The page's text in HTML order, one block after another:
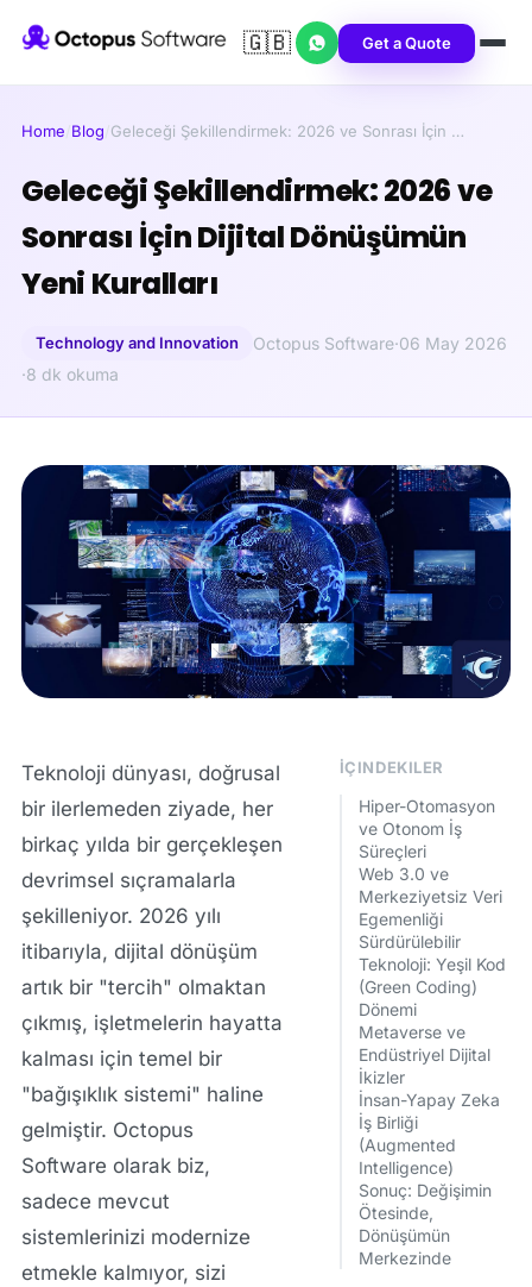
🇬🇧 Get a Quote
Home/Blog/Geleceği Şekillendirmek: 2026 ve Sonrası İçin …
Geleceği Şekillendirmek: 2026 ve
Sonrası İçin Dijital Dönüşümün
Yeni Kuralları
Technology and Innovation Octopus Software·06 May 2026
·8 dk okuma
İÇINDEKILER
Hiper-Otomasyon
ve Otonom İş
Süreçleri
Web 3.0 ve
Merkeziyetsiz Veri
Egemenliği
Sürdürülebilir
Teknoloji: Yeşil Kod
(Green Coding)
Dönemi
Metaverse ve
Endüstriyel Dijital
İkizler
İnsan-Yapay Zeka
İş Birliği
(Augmented
Intelligence)
Sonuç: Değişimin
Ötesinde,
Dönüşümün
Merkezinde
Teknoloji dünyası, doğrusal
bir ilerlemeden ziyade, her
birkaç yılda bir gerçekleşen
devrimsel sıçramalarla
şekilleniyor. 2026 yılı
itibarıyla, dijital dönüşüm
artık bir "tercih" olmaktan
çıkmış, işletmelerin hayatta
kalması için temel bir
"bağışıklık sistemi" haline
gelmiştir. Octopus
Software olarak biz,
sadece mevcut
sistemlerinizi modernize
etmekle kalmıyor, sizi